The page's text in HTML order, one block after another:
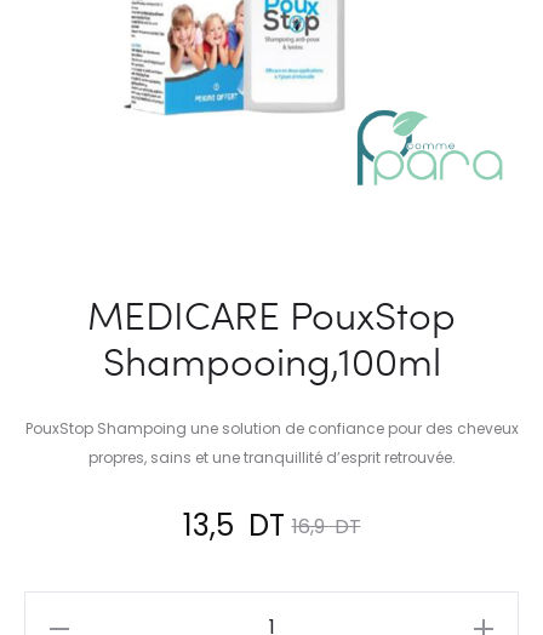
MEDICARE PouxStop
Shampooing,100ml
PouxStop Shampoing une solution de confiance pour des cheveux
propres, sains et une tranquillité d’esprit retrouvée.
16,9DT
Le
prix
13,5 DT
Le
prix